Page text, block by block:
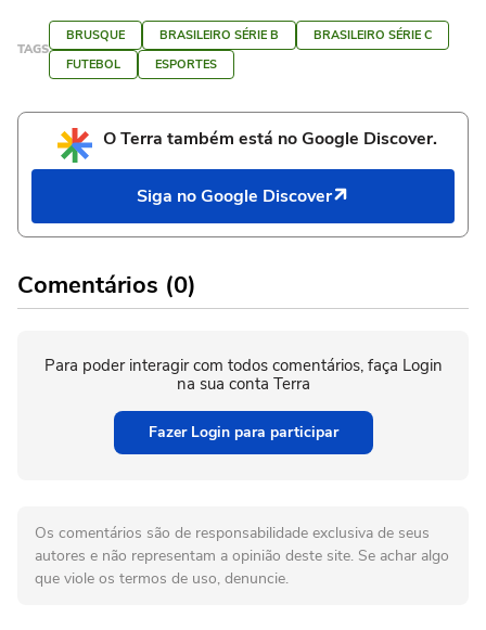
TAGS
BRUSQUE BRASILEIRO SÉRIE B
BRASILEIRO SÉRIE C
FUTEBOL
ESPORTES
O Terra também está no Google Discover.
Siga no Google Discover
Comentários (0)
Para poder interagir com todos comentários, faça Login
na sua conta Terra
Fazer Login para participar
Os comentários são de responsabilidade exclusiva de seus
autores e não representam a opinião deste site. Se achar algo
que viole os termos de uso, denuncie.